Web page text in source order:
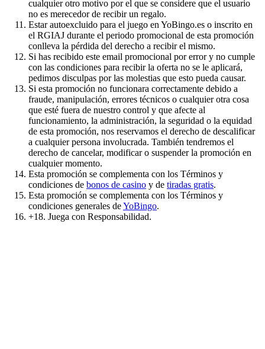
cualquier otro motivo por el que se considere que el usuario
no es merecedor de recibir un regalo.
Estar autoexcluido para el juego en YoBingo.es o inscrito en
el RGIAJ durante el periodo promocional de esta promoción
conlleva la pérdida del derecho a recibir el mismo.
Si has recibido este email promocional por error y no cumple
con las condiciones para recibir la oferta no se le aplicará,
pedimos disculpas por las molestias que esto pueda causar.
Si esta promoción no funcionara correctamente debido a
fraude, manipulación, errores técnicos o cualquier otra cosa
que esté fuera de nuestro control y que afecte al
funcionamiento, la administración, la seguridad o la equidad
de esta promoción, nos reservamos el derecho de descalificar
a cualquier persona involucrada. También tendremos el
derecho de cancelar, modificar o suspender la promoción en
cualquier momento.
Esta promoción se complementa con los Términos y
condiciones de bonos de casino y de tiradas gratis.
Esta promoción se complementa con los Términos y
condiciones generales deYoBingo.
+18. Juega con Responsabilidad.